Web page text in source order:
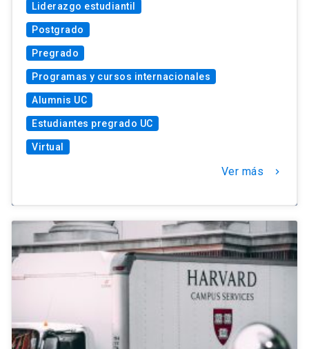
Liderazgo estudiantil
Postgrado
Pregrado
Programas y cursos internacionales
Alumnis UC
Estudiantes pregrado UC
Virtual
Ver más chevron_right